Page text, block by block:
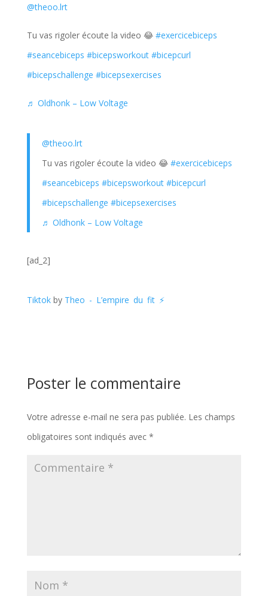
@theoo.lrt
Tu vas rigoler écoute la video 😂 #exercicebiceps
#seancebiceps #bicepsworkout #bicepcurl
#bicepschallenge #bicepsexercises
♬ Oldhonk – Low Voltage
@theoo.lrt
Tu vas rigoler écoute la video 😂 #exercicebiceps
#seancebiceps #bicepsworkout #bicepcurl
#bicepschallenge #bicepsexercises
♬ Oldhonk – Low Voltage
[ad_2]
Tiktok by Theo - L’empire du fit ⚡️
Poster le commentaire
Votre adresse e-mail ne sera pas publiée. Les champs
obligatoires sont indiqués avec *